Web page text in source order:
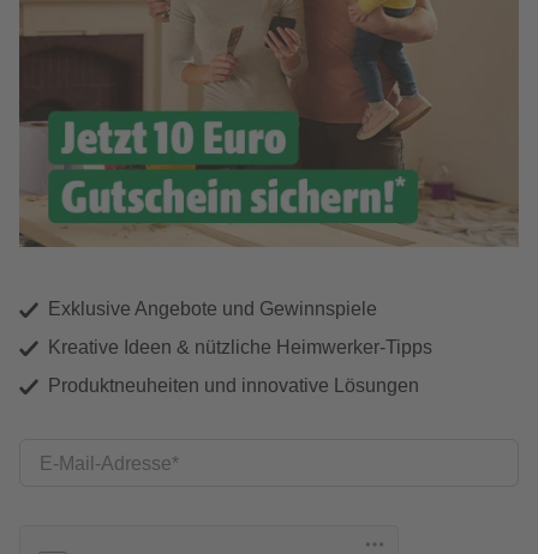
Exklusive Angebote und Gewinnspiele
Kreative Ideen & nützliche Heimwerker-Tipps
Produktneuheiten und innovative Lösungen
E-Mail-Adresse